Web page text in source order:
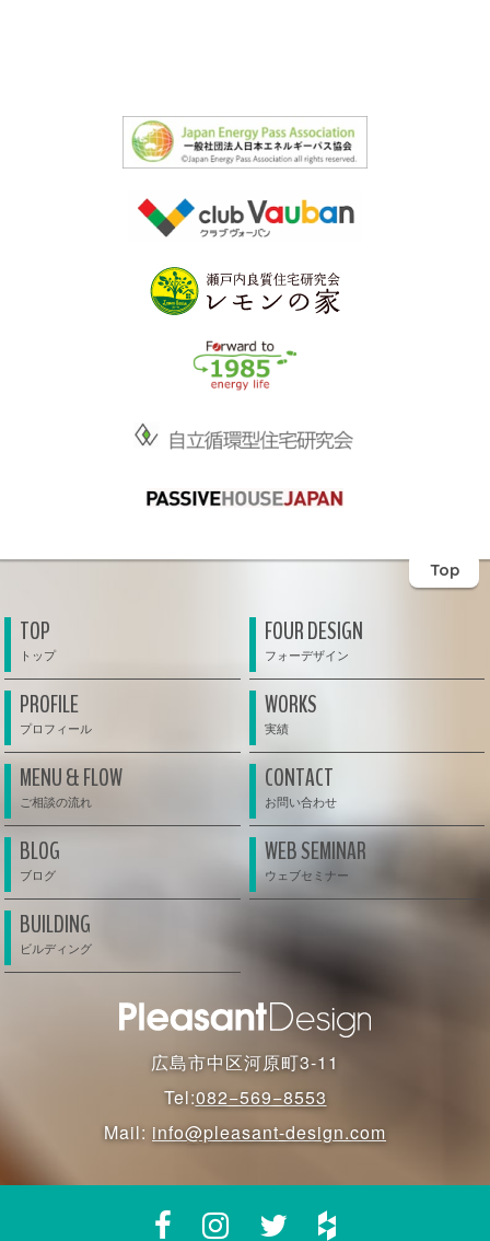
Top
TOP FOUR DESIGN
PROFILE WORKS
MENU & FLOW CONTACT
BLOG WEB SEMINAR
BUILDING
広島市中区河原町3-11
Tel:082−569−8553
Mail: info@pleasant-design.com